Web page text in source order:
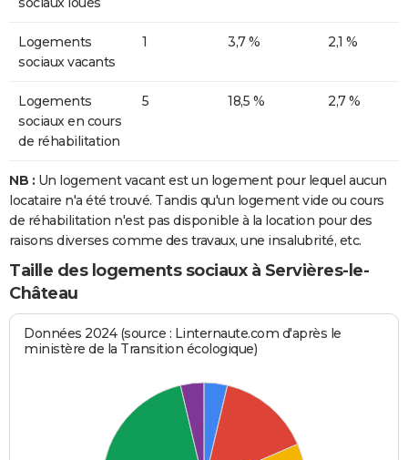
Logements
sociaux vacants
1 3,7 % 2,1 %
Logements
sociaux en cours
de réhabilitation
5 18,5 % 2,7 %
NB : Un logement vacant est un logement pour lequel aucun
locataire n'a été trouvé. Tandis qu'un logement vide ou cours
de réhabilitation n'est pas disponible à la location pour des
raisons diverses comme des travaux, une insalubrité, etc.
Taille des logements sociaux à Servières-le-
Château
Données 2024 (source : Linternaute.com d'après le
ministère de la Transition écologique)